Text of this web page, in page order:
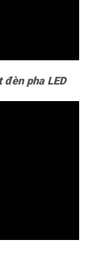
pha LED